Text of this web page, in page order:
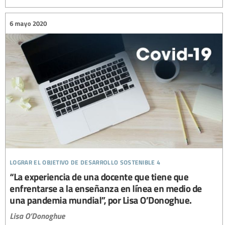
lograr el objetivo de desarrollo sostenible 4
6 mayo 2020
“La experiencia de una docente que tiene que
enfrentarse a la enseñanza en línea en medio de
una pandemia mundial”, por Lisa O’Donoghue.
Lisa O’Donoghue